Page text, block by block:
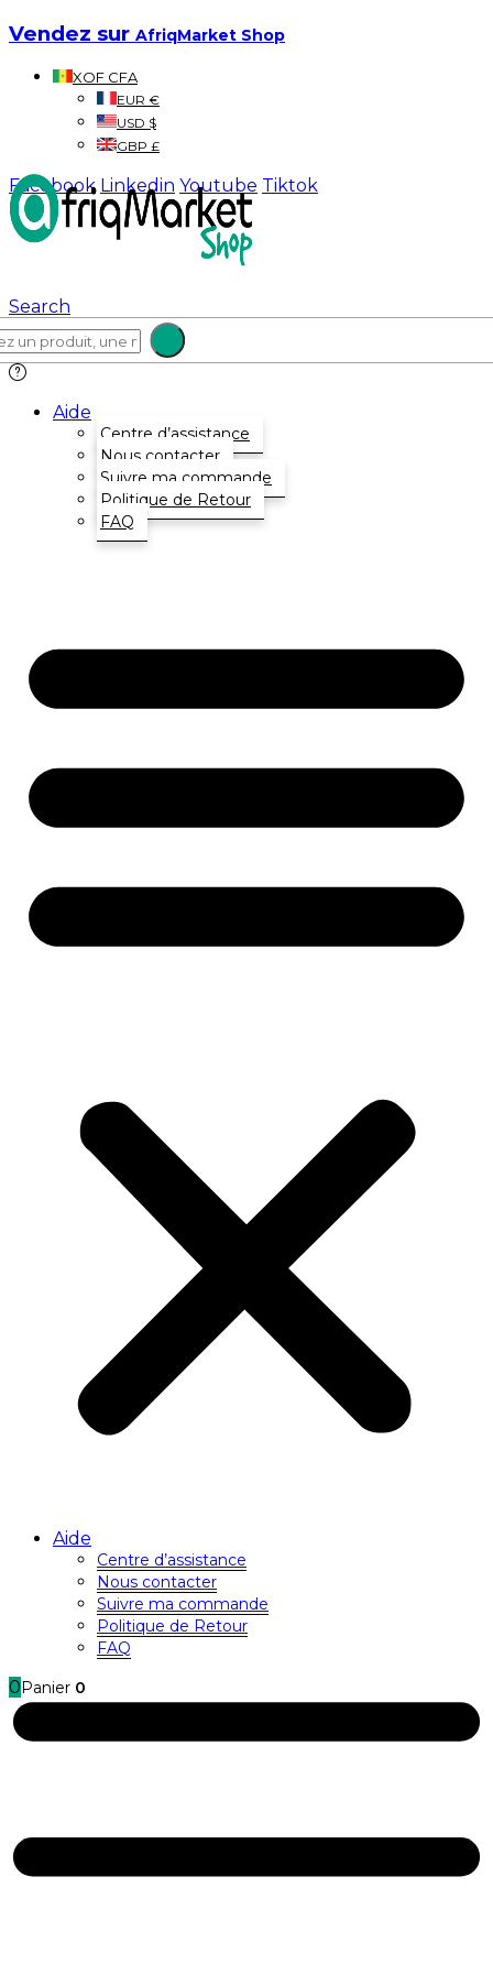
Vendez sur AfriqMarket Shop
XOF CFA
EUR €
USD $
GBP £
Facebook Linkedin Youtube Tiktok
Search
Aide
Centre d’assistance
Nous contacter
Suivre ma commande
Politique de Retour
FAQ
Aide
Centre d’assistance
Nous contacter
Suivre ma commande
Politique de Retour
FAQ
0 Panier 0